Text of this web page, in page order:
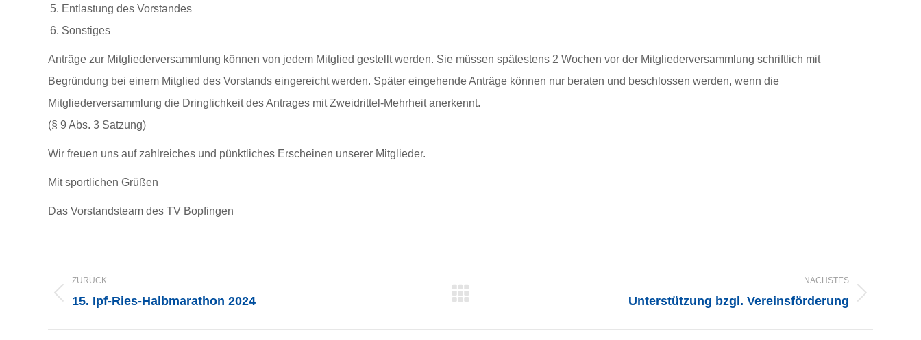
Entlastung des Vorstandes
Sonstiges
Anträge zur Mitgliederversammlung können von jedem Mitglied gestellt werden. Sie müssen spätestens 2 Wochen vor der Mitgliederversammlung schriftlich mit
Begründung bei einem Mitglied des Vorstands eingereicht werden. Später eingehende Anträge können nur beraten und beschlossen werden, wenn die
Mitgliederversammlung die Dringlichkeit des Antrages mit Zweidrittel-Mehrheit anerkennt.
(§ 9 Abs. 3 Satzung)
Wir freuen uns auf zahlreiches und pünktliches Erscheinen unserer Mitglieder.
Mit sportlichen Grüßen
Das Vorstandsteam des TV Bopfingen
KOMMENTARNAVIGATION
ZURÜCK
Vorheriger
15. Ipf-Ries-Halbmarathon 2024
NÄCHSTES
Unterstützung bzgl. Vereinsförderung